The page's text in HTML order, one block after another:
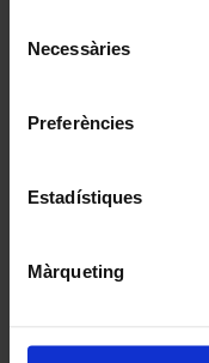
Necessàries
Preferències
Estadístiques
Màrqueting